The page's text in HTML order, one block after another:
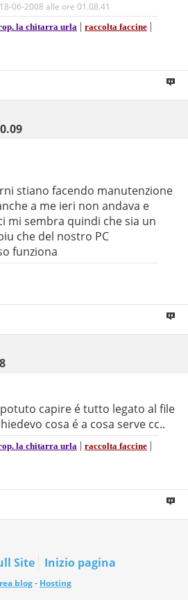
06-2008 alle ore 01.08.41
la chitarra urla | raccolta faccine |
stiano facendo manutenzione
a me ieri non andava e
mi sembra quindi che sia un
che del nostro PC
funziona
capire é tutto legato al file
cosa é a cosa serve cc..
la chitarra urla | raccolta faccine |
Site Inizio pagina
blog- Hosting